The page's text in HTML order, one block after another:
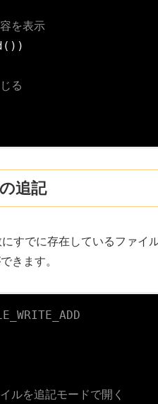
を表示
る
追記
すでに存在しているファイ
きます。
ルを追記モードで開く